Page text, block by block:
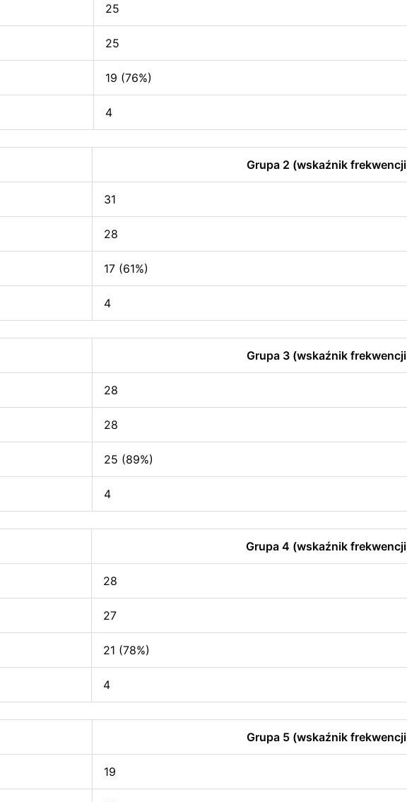
25
25
19 (76%)
4
Grupa 2 (wskaźnik
31
28
17 (61%)
4
Grupa 3 (wskaźnik
28
28
25 (89%)
4
Grupa 4 (wskaźnik
28
27
21 (78%)
4
Grupa 5 (wskaźnik
19